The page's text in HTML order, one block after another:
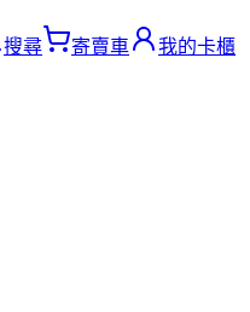
搜尋 寄賣車
我的卡櫃